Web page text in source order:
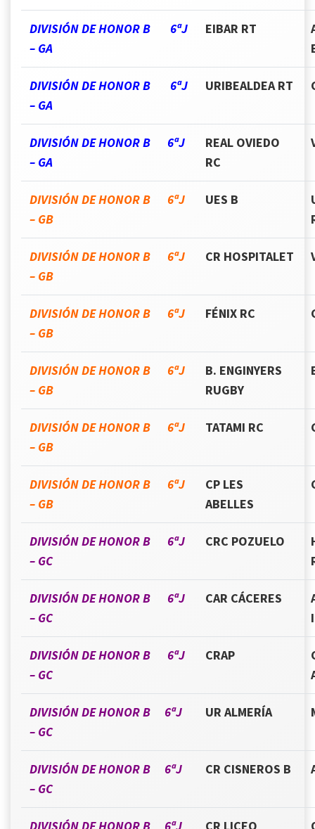
DIVISIÓN DE HONOR B 6ªJ
– GA
EIBAR RT
DIVISIÓN DE HONOR B 6ªJ
– GA
URIBEALDEA RT
DIVISIÓN DE HONOR B 6ªJ
– GA
REAL OVIEDO
RC
DIVISIÓN DE HONOR B 6ªJ
– GB
UES B
DIVISIÓN DE HONOR B 6ªJ
– GB
CR HOSPITALET
DIVISIÓN DE HONOR B 6ªJ
– GB
FÉNIX RC
DIVISIÓN DE HONOR B 6ªJ
– GB
B. ENGINYERS
RUGBY
DIVISIÓN DE HONOR B 6ªJ
– GB
TATAMI RC
DIVISIÓN DE HONOR B 6ªJ
– GB
CP LES
ABELLES
DIVISIÓN DE HONOR B 6ªJ
– GC
CRC POZUELO
DIVISIÓN DE HONOR B 6ªJ
– GC
CAR CÁCERES
DIVISIÓN DE HONOR B 6ªJ
– GC
CRAP
DIVISIÓN DE HONOR B 6ªJ
– GC
UR ALMERÍA
DIVISIÓN DE HONOR B 6ªJ
– GC
CR CISNEROS B